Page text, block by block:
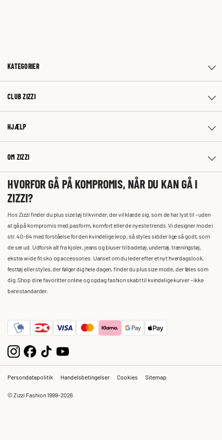
KATEGORIER
CLUB ZIZZI
HJÆLP
OM ZIZZI
HVORFOR GÅ PÅ KOMPROMIS, NÅR DU KAN GÅ I
ZIZZI?
Hos Zizzi finder du plus size tøj til kvinder, der vil klæde sig, som de har lyst til – uden
at gå på kompromis med pasform, komfort eller de nyeste trends. Vi designer mode i
str. 40-64 med forståelse for den kvindelige krop, så styles sidder lige så godt, som
de ser ud. Udforsk alt fra kjoler, jeans og bluser til badetøj, undertøj, træningstøj,
ekstra wide fit sko og accessories. Uanset om du leder efter et nyt hverdagslook,
festtøj eller styles, der følger dig hele dagen, finder du plus size mode, der føles som
dig. Shop dine favoritter online og opdag fashion skabt til kvindelige kurver – ikke
bare standarder.
Persondatapolitik Handelsbetingelser Cookies Sitemap
© Zizzi Fashion 1999-2026